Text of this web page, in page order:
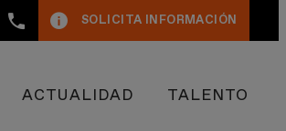
+34
93
SOLICITA INFORMACIÓN
ACTUALIDAD TALENTO